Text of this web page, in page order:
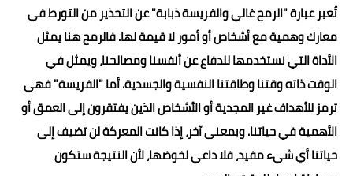
تُعبر عبارة "الرمح غالي والفريسة ذبابة" عن التحذير من التورط في
معارك وهمية مع أشخاص أو أمور لا قيمة لها. فالرمح هنا يمثل
الأداة التي نستخدمها للدفاع عن أنفسنا ومصالحنا، ويمثل في
الوقت ذاته وقتنا وطاقتنا النفسية والجسدية. أما "الفريسة" فهي
ترمز للأهداف غير المجدية أو الأشخاص الذين يفتقرون إلى العمق أو
الأهمية في حياتنا. وبمعنى آخر، إذا كانت المعركة لن تضيف إلى
حياتنا أي شيء مفيد، فلا داعي لخوضها، لأن النتيجة ستكون